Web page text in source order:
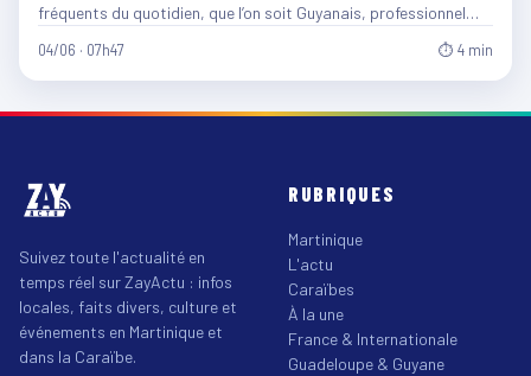
fréquents du quotidien, que l’on soit Guyanais, professionnel…
04/06 · 07h47 ⏱ 4 min
Suivez toute l'actualité en
temps réel sur ZayActu : infos
locales, faits divers, culture et
événements en Martinique et
dans la Caraïbe.
RUBRIQUES
Martinique
L'actu
Caraïbes
À la une
France & Internationale
Guadeloupe & Guyane